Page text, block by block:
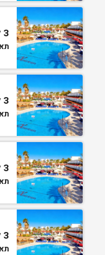
3 לילות לזוג ע"ב לינה וארוחת בוקר בחדר סטנדרט
3 לילות לזוג ע"ב חצי פנסיון בחדר סטנדרט
3 לילות לזוג ע"ב לינה וארוחת בוקר בחדר גן
3 לילות לזוג ע"ב חצי פנסיון בחדר גן